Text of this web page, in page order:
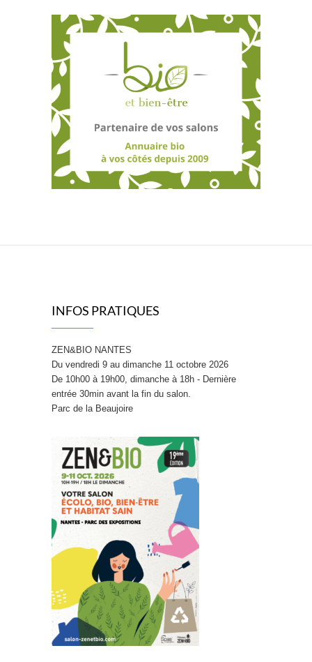
INFOS PRATIQUES
ZEN&BIO NANTES
Du vendredi 9 au dimanche 11 octobre 2026
De 10h00 à 19h00, dimanche à 18h - Dernière
entrée 30min avant la fin du salon.
Parc de la Beaujoire